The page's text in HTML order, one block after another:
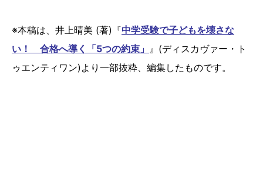
※本稿は、井上晴美 (著)『中学受験で子どもを壊さな
い！ 合格へ導く「5つの約束」
』(ディスカヴァー・ト
ゥエンティワン)より一部抜粋、編集したものです。